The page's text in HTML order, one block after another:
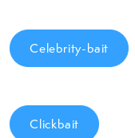
Celebrity-bait
Clickbait